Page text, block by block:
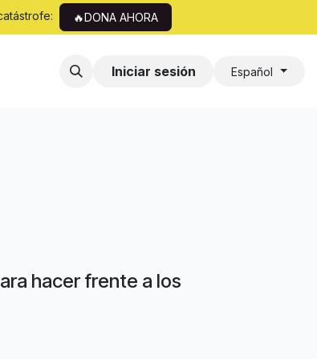
🔥DONA AHORA
Iniciar sesión Español
hacer frente a los